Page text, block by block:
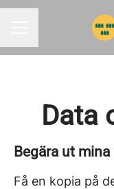
Data
Begära ut
Få en kopia på